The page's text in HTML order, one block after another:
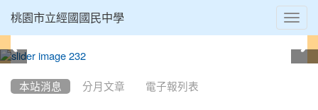
桃園市立經國國民中學
本站消息 分月文章 電子報列表